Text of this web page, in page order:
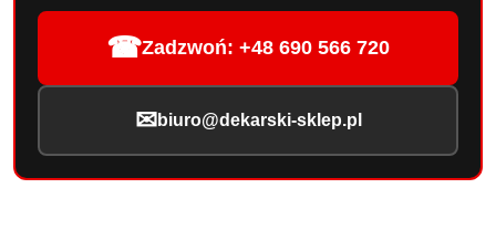
☎Zadzwoń: +48 690 566 720
✉ biuro@dekarski-sklep.pl